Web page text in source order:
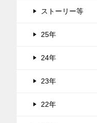
ストーリー等
25年
24年
23年
22年